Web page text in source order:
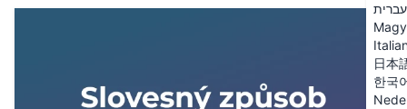
עברית
日本
한국